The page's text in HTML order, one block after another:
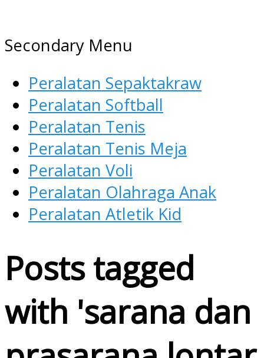
AGEN ALAT OLAHRAGA
Menyediakan Alat Olahraga
Secondary Menu
Peralatan Sepaktakraw
Peralatan Softball
Peralatan Tenis
Peralatan Tenis Meja
Peralatan Voli
Peralatan Olahraga Anak
Peralatan Atletik Kid
Posts tagged
with 'sarana dan